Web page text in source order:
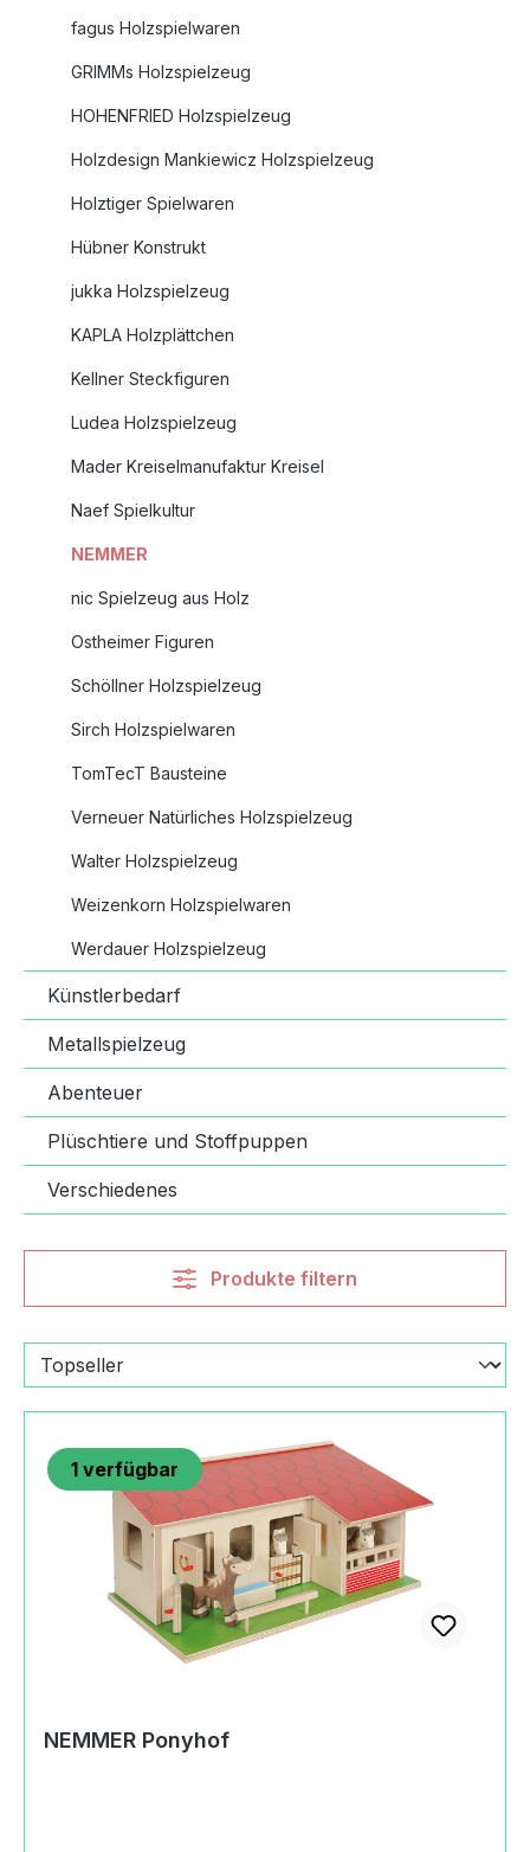
fagus Holzspielwaren
GRIMMs Holzspielzeug
HOHENFRIED Holzspielzeug
Holzdesign Mankiewicz Holzspielzeug
Holztiger Spielwaren
Hübner Konstrukt
jukka Holzspielzeug
KAPLA Holzplättchen
Kellner Steckfiguren
Ludea Holzspielzeug
Mader Kreiselmanufaktur Kreisel
Naef Spielkultur
NEMMER
nic Spielzeug aus Holz
Ostheimer Figuren
Schöllner Holzspielzeug
Sirch Holzspielwaren
TomTecT Bausteine
Verneuer Natürliches Holzspielzeug
Walter Holzspielzeug
Weizenkorn Holzspielwaren
Werdauer Holzspielzeug
Künstlerbedarf
Metallspielzeug
Abenteuer
Plüschtiere und Stoffpuppen
Verschiedenes
Produkte filtern
1 verfügbar
NEMMER Ponyhof